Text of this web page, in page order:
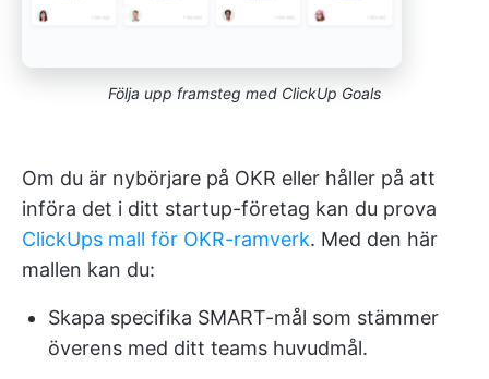
Följa upp framsteg med ClickUp Goals
Om du är nybörjare på OKR eller håller på att
införa det i ditt startup-företag kan du prova
ClickUps mall för OKR-ramverk. Med den här
mallen kan du:
Skapa specifika SMART-mål som stämmer
överens med ditt teams huvudmål.